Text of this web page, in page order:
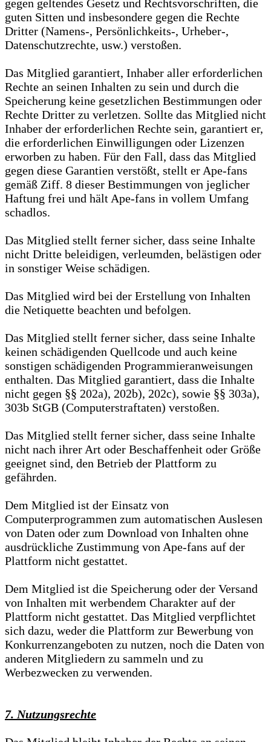
gegen geltendes Gesetz und Rechtsvorschriften, die
guten Sitten und insbesondere gegen die Rechte
Dritter (Namens-, Persönlichkeits-, Urheber-,
Datenschutzrechte, usw.) verstoßen.
Das Mitglied garantiert, Inhaber aller erforderlichen
Rechte an seinen Inhalten zu sein und durch die
Speicherung keine gesetzlichen Bestimmungen oder
Rechte Dritter zu verletzen. Sollte das Mitglied nicht
Inhaber der erforderlichen Rechte sein, garantiert er,
die erforderlichen Einwilligungen oder Lizenzen
erworben zu haben. Für den Fall, dass das Mitglied
gegen diese Garantien verstößt, stellt er Ape-fans
gemäß Ziff. 8 dieser Bestimmungen von jeglicher
Haftung frei und hält Ape-fans in vollem Umfang
schadlos.
Das Mitglied stellt ferner sicher, dass seine Inhalte
nicht Dritte beleidigen, verleumden, belästigen oder
in sonstiger Weise schädigen.
Das Mitglied wird bei der Erstellung von Inhalten
die Netiquette beachten und befolgen.
Das Mitglied stellt ferner sicher, dass seine Inhalte
keinen schädigenden Quellcode und auch keine
sonstigen schädigenden Programmieranweisungen
enthalten. Das Mitglied garantiert, dass die Inhalte
nicht gegen §§ 202a), 202b), 202c), sowie §§ 303a),
303b StGB (Computerstraftaten) verstoßen.
Das Mitglied stellt ferner sicher, dass seine Inhalte
nicht nach ihrer Art oder Beschaffenheit oder Größe
geeignet sind, den Betrieb der Plattform zu
gefährden.
Dem Mitglied ist der Einsatz von
Computerprogrammen zum automatischen Auslesen
von Daten oder zum Download von Inhalten ohne
ausdrückliche Zustimmung von Ape-fans auf der
Plattform nicht gestattet.
Dem Mitglied ist die Speicherung oder der Versand
von Inhalten mit werbendem Charakter auf der
Plattform nicht gestattet. Das Mitglied verpflichtet
sich dazu, weder die Plattform zur Bewerbung von
Konkurrenzangeboten zu nutzen, noch die Daten von
anderen Mitgliedern zu sammeln und zu
Werbezwecken zu verwenden.
7. Nutzungsrechte